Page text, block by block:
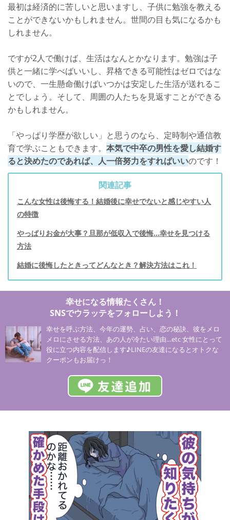
最初は経済的に苦しいと思いますし、子供に勉強を教える
ことができないかもしれません。世間の目も気になるかも
しれません。
ですが2人で働けば、生活はなんとかなります。勉強は子
供と一緒に学べばいいし、昇格できる可能性はゼロではな
いので、一生懸命働けばいつかは安定した生活が送れるこ
とでしょう。そして、周囲の人たちを見返すことができる
かもしれません。
「やっぱり学歴が欲しい」と思うのなら、定時制や通信教
育で学ぶこともできます。 本気で中卒の男性を愛し結婚す
ると決めたのであれば、人一倍努力をすればいいのです！
関連記事
こんな女性は後悔する！結婚後に幸せでないと感じやすい人
の特徴
やっぱりお金が大事？旦那が低収入で後悔…幸せを見つける
方法
結婚に後悔したときってどんなとき？解決方法はこれ！
幸せになる情報たくさん！
SNSでウラッテをフォローしよう！
幸せを呼ぶ方法、今年の運勢、占い、恋の秘訣、彼をメロ
メロにさせる方法、あの人が冷たい理由…etc 女性にとって
役に立つ内容を配信します♪LINEの友達になるとオトクな
クーポンもお届けっ！